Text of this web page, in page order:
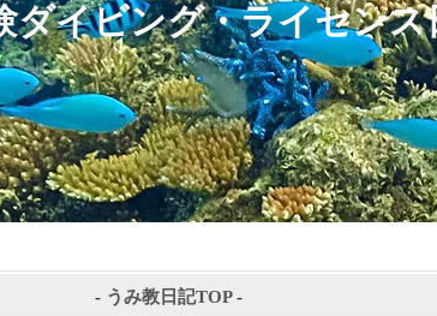
ダイビング・ライセンス
- うみ教日記TOP-